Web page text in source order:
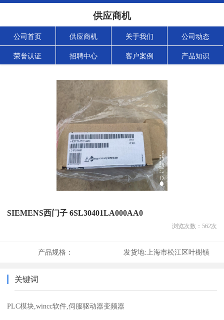
供应商机
公司首页 供应商机 关于我们 公司动态
荣誉认证 招聘中心 客户案例 产品知识
SIEMENS西门子 6SL30401LA000AA0
浏览次数： 562次
产品规格： 发货地: 上海市松江区叶榭镇
关键词
PLC模块,wincc软件,伺服驱动器变频器